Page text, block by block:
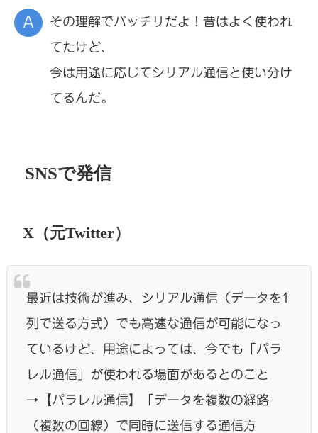
その理解でバッチリだよ！昔はよく使われ
てたけど、
今は用途に応じてシリアル通信と使い分け
てるんだ。
SNSで発信
X（元Twitter）
最近は技術が進み、シリアル通信（データを1
列で送る方式）でも高速な通信が可能になっ
ているけど、用途によっては、今でも「パラ
レル通信」が使われる場面があるとのこと
→【パラレル通信】「データを複数の経路
（複数の回線）で同時に送信する通信方